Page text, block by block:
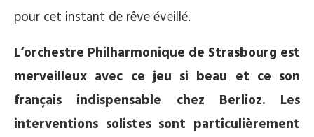
pour cet instant de rêve éveillé.
L‘orchestre Philharmonique de Strasbourg est
merveilleux avec ce jeu si beau et ce son
français indispensable chez Berlioz. Les
interventions solistes sont particulièrement